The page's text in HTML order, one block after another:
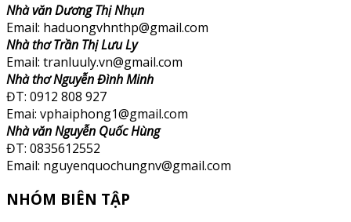
Nhà văn Dương Thị Nhụn
Email: haduongvhnthp@gmail.com
Nhà thơ Trần Thị Lưu Ly
Email: tranluuly.vn@gmail.com
Nhà thơ Nguyễn Đình Minh
ĐT: 0912 808 927
Emai: vphaiphong1@gmail.com
Nhà văn Nguyễn Quốc Hùng
ĐT: 0835612552
Email: nguyenquochungnv@gmail.com
NHÓM BIÊN TẬP